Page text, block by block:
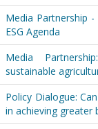
Media Partnership
ESG Agenda
Media
sustainable
Policy Dialogue:
in achieving greater